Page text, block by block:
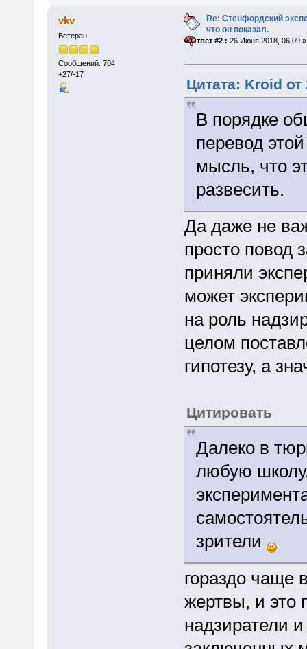
vkv
Ветеран
Сообщений: 704
+27/-17
Re: Стенфордский
что он показал.
«Ответ #2 : 26 Июня 2018, 06:09 »
Цитата: Kroid
В порядке
перевод
мысль, что
развесить.
Да даже не
просто повод
приняли
может
на роль
целом
гипотезу, а
Цитировать
Далеко в
любую
зрители
гораздо чаще
жертвы, и это
надзиратели